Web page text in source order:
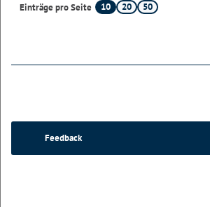
Einträge pro Seite
10 20 50
Feedback